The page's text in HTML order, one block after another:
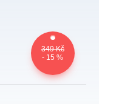
349 Kč
- 15 %